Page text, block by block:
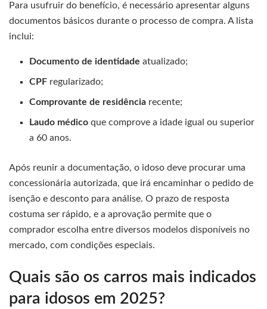
Para usufruir do benefício, é necessário apresentar alguns
documentos básicos durante o processo de compra. A lista
inclui:
Documento de identidade atualizado;
CPF regularizado;
Comprovante de residência recente;
Laudo médico que comprove a idade igual ou superior
a 60 anos.
Após reunir a documentação, o idoso deve procurar uma
concessionária autorizada, que irá encaminhar o pedido de
isenção e desconto para análise. O prazo de resposta
costuma ser rápido, e a aprovação permite que o
comprador escolha entre diversos modelos disponíveis no
mercado, com condições especiais.
Quais são os carros mais indicados
para idosos em 2025?